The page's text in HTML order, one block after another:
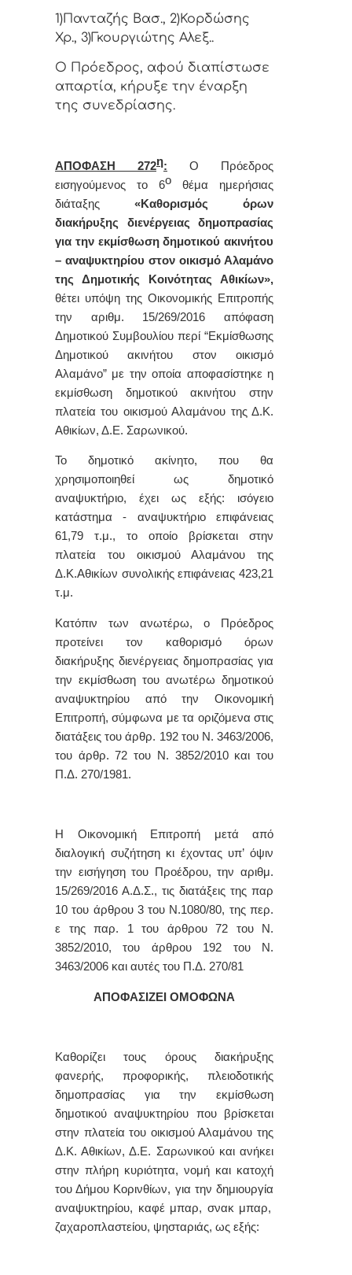
1)Πανταζής Βασ., 2)Κορδώσης
Χρ., 3)Γκουργιώτης Αλεξ..
Ο Πρόεδρος, αφού διαπίστωσε
απαρτία, κήρυξε την έναρξη
της συνεδρίασης.
ΑΠΟΦΑΣΗ 272η: Ο Πρόεδρος
εισηγούμενος το 6ο θέμα ημερήσιας
διάταξης «Καθορισμός όρων
διακήρυξης διενέργειας δημοπρασίας
για την εκμίσθωση δημοτικού ακινήτου
– αναψυκτηρίου στον οικισμό Αλαμάνο
της Δημοτικής Κοινότητας Αθικίων»,
θέτει υπόψη της Οικονομικής Επιτροπής
την αριθμ. 15/269/2016 απόφαση
Δημοτικού Συμβουλίου περί “Εκμίσθωσης
Δημοτικού ακινήτου στον οικισμό
Αλαμάνο” με την οποία αποφασίστηκε η
εκμίσθωση δημοτικού ακινήτου στην
πλατεία του οικισμού Αλαμάνου της Δ.Κ.
Αθικίων, Δ.Ε. Σαρωνικού.
Το δημοτικό ακίνητο, που θα
χρησιμοποιηθεί ως δημοτικό
αναψυκτήριο, έχει ως εξής: ισόγειο
κατάστημα - αναψυκτήριο επιφάνειας
61,79 τ.μ., το οποίο βρίσκεται στην
πλατεία του οικισμού Αλαμάνου της
Δ.Κ.Αθικίων συνολικής επιφάνειας 423,21
τ.μ.
Κατόπιν των ανωτέρω, ο Πρόεδρος
προτείνει τον καθορισμό όρων
διακήρυξης διενέργειας δημοπρασίας για
την εκμίσθωση του ανωτέρω δημοτικού
αναψυκτηρίου από την Οικονομική
Επιτροπή, σύμφωνα με τα οριζόμενα στις
διατάξεις του άρθρ. 192 του Ν. 3463/2006,
του άρθρ. 72 του Ν. 3852/2010 και του
Π.Δ. 270/1981.
Η Οικονομική Επιτροπή μετά από
διαλoγική συζήτηση κι έχovτας υπ’ όψιν
την εισήγηση του Προέδρου, την αριθμ.
15/269/2016 Α.Δ.Σ., τις διατάξεις της παρ
10 τoυ άρθρoυ 3 τoυ Ν.1080/80, της περ.
ε της παρ. 1 τoυ άρθρoυ 72 του Ν.
3852/2010, του άρθρου 192 του Ν.
3463/2006 και αυτές τoυ Π.Δ. 270/81
ΑΠΟΦΑΣΙΖΕΙ ΟΜΟΦΩΝΑ
Καθορίζει τους όρους διακήρυξης
φανερής, προφορικής, πλειοδοτικής
δημοπρασίας για την εκμίσθωση
δημοτικού αναψυκτηρίου που βρίσκεται
στην πλατεία του οικισμού Αλαμάνου της
Δ.Κ. Αθικίων, Δ.Ε. Σαρωνικού και ανήκει
στην πλήρη κυριότητα, νομή και κατοχή
του Δήμου Κορινθίων, για την δημιουργία
αναψυκτηρίου, καφέ μπαρ, σνακ μπαρ,
ζαχαροπλαστείου, ψησταριάς, ως εξής: